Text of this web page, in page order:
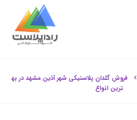
فروش گلدان پلاستیکی شهر آذین مشهد در به
ترین انواع